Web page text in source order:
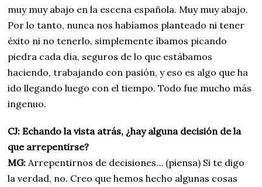
muy muy abajo en la escena española. Muy muy abajo.
Por lo tanto, nunca nos habíamos planteado ni tener
éxito ni no tenerlo, simplemente íbamos picando
piedra cada día, seguros de lo que estábamos
haciendo, trabajando con pasión, y eso es algo que ha
ido llegando luego con el tiempo. Todo fue mucho más
ingenuo.
CJ: Echando la vista atrás, ¿hay alguna decisión de la
que arrepentirse?
MG: Arrepentirnos de decisiones… (piensa) Si te digo
la verdad, no. Creo que hemos hecho algunas cosas